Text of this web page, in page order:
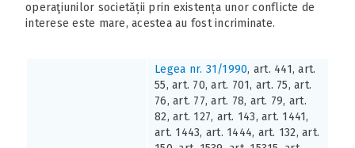
operaţiunilor societății prin existența unor conflicte de
interese este mare, acestea au fost incriminate.
Legea nr. 31/1990, art. 441, art.
55, art. 70, art. 701, art. 75, art.
76, art. 77, art. 78, art. 79, art.
82, art. 127, art. 143, art. 1441,
art. 1443, art. 1444, art. 132, art.